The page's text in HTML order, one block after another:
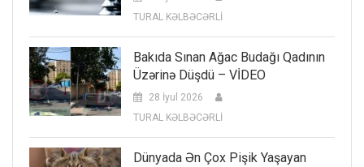
TURAL KƏLBƏCƏRLİ
Bakıda Sınan Ağac Budağı Qadının
Üzərinə Düşdü – VİDEO
28 İyul 2026
TURAL KƏLBƏCƏRLİ
Dünyada Ən Çox Pişik Yaşayan